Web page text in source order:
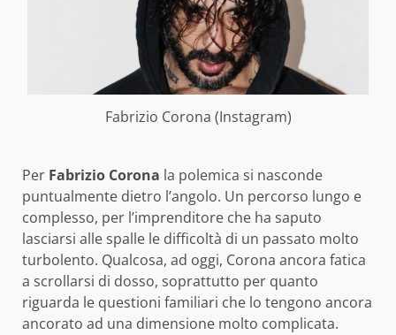
Fabrizio Corona (Instagram)
Per Fabrizio Corona la polemica si nasconde
puntualmente dietro l’angolo. Un percorso lungo e
complesso, per l’imprenditore che ha saputo
lasciarsi alle spalle le difficoltà di un passato molto
turbolento. Qualcosa, ad oggi, Corona ancora fatica
a scrollarsi di dosso, soprattutto per quanto
riguarda le questioni familiari che lo tengono ancora
ancorato ad una dimensione molto complicata.